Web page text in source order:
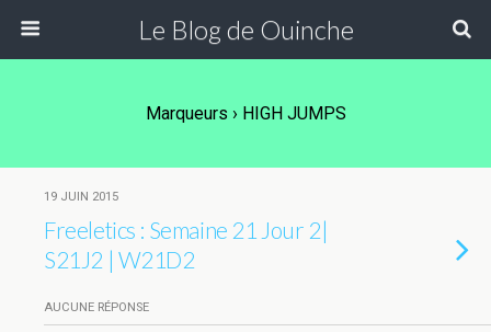
Le Blog de Ouinche
Marqueurs › HIGH JUMPS
19 JUIN 2015
Freeletics : Semaine 21 Jour 2|
S21J2 | W21D2
AUCUNE RÉPONSE